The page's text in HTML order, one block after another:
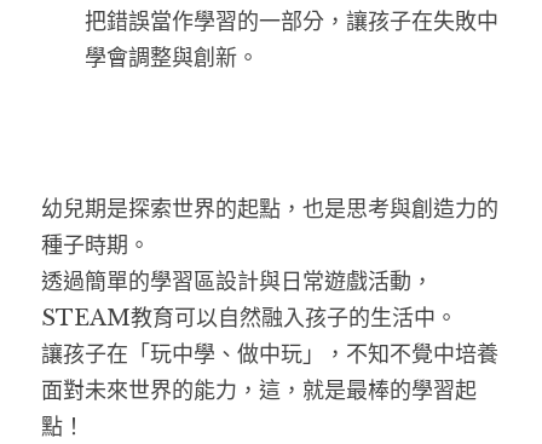
把錯誤當作學習的一部分，讓孩子在失敗中
學會調整與創新。
幼兒期是探索世界的起點，也是思考與創造力的
種子時期。
透過簡單的學習區設計與日常遊戲活動，
STEAM教育可以自然融入孩子的生活中。
讓孩子在「玩中學、做中玩」，不知不覺中培養
面對未來世界的能力，這，就是最棒的學習起
點！